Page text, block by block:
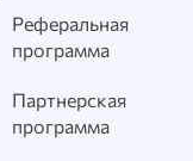
Реферальная
программа
Партнерская
программа